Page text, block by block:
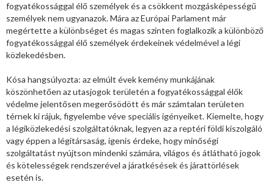
fogyatékossággal élő személyek és a csökkent mozgásképességű
személyek nem ugyanazok. Mára az Európai Parlament már
megértette a különbséget és magas szinten foglalkozik a különböző
fogyatékossággal élő személyek érdekeinek védelmével a légi
közlekedésben.
Kósa hangsúlyozta: az elmúlt évek kemény munkájának
köszönhetően az utasjogok területén a fogyatékossággal élők
védelme jelentősen megerősödött és már számtalan területen
térnek ki rájuk, figyelembe véve speciális igényeiket. Kiemelte, hogy
a légiközlekedési szolgáltatóknak, legyen az a reptéri földi kiszolgáló
vagy éppen a légitársaság, igenis érdeke, hogy minőségi
szolgáltatást nyújtson mindenki számára, világos és átlátható jogok
és kötelességek rendszerével a járatkésések és járattörlések
esetén is.